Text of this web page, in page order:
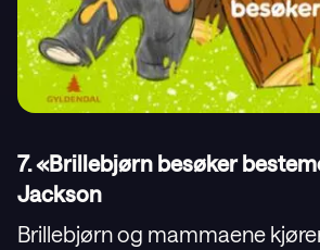
7. «Brillebjørn besøker
Jackson
Brillebjørn og mammaene